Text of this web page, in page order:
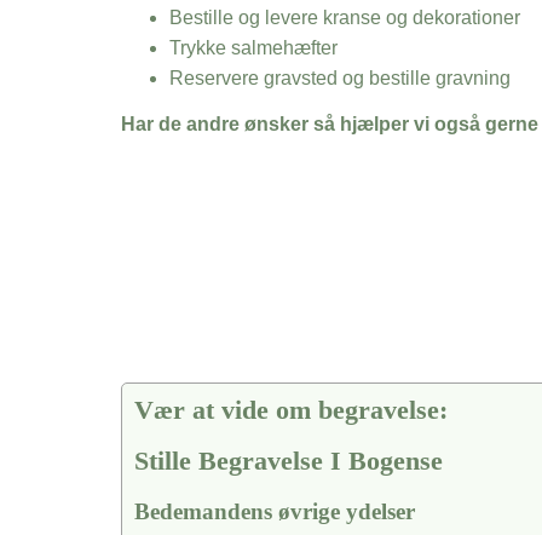
Bestille og levere kranse og dekorationer
Trykke salmehæfter
Reservere gravsted og bestille gravning
Har de andre ønsker så hjælper vi også gerne
Vær at vide om begravelse:
Stille Begravelse I Bogense
Bedemandens øvrige ydelser